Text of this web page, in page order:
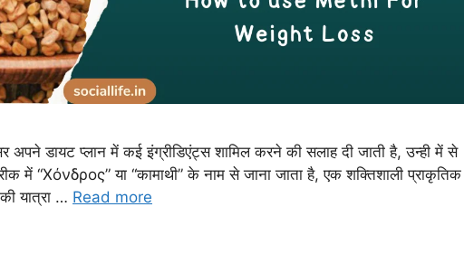
डायट प्लान में कई इंग्रीडिएंट्स शामिल करने की सलाह दी जाती है, उन्ही में से
में “Χόνδρος” या “कामाथी” के नाम से जाना जाता है, एक शक्तिशाली प्राकृतिक
यात्रा … Read more